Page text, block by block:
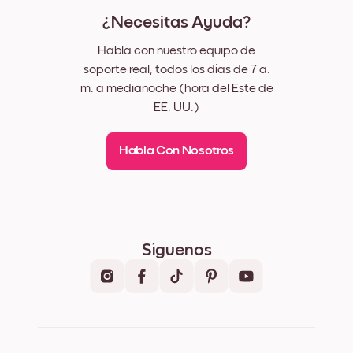
¿Necesitas Ayuda?
Habla con nuestro equipo de
soporte real, todos los días de 7 a.
m. a medianoche (hora del Este de
EE. UU.)
Habla Con Nosotros
Síguenos